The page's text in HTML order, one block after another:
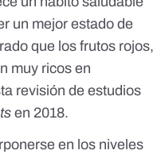
un mejor estado de
que los frutos rojos,
muy ricos en
revisión de estudios
en 2018.
en los niveles